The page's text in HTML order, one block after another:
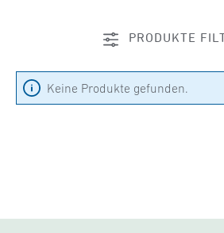
PRODUKTE
Keine Produkte gefunden.